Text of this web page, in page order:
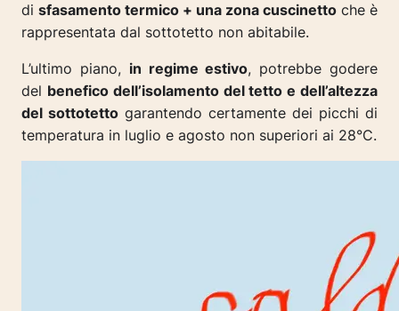
di sfasamento termico + una zona cuscinetto che è
rappresentata dal sottotetto non abitabile.
L’ultimo piano, in regime estivo, potrebbe godere
del benefico dell’isolamento del tetto e dell’altezza
del sottotetto garantendo certamente dei picchi di
temperatura in luglio e agosto non superiori ai 28°C.